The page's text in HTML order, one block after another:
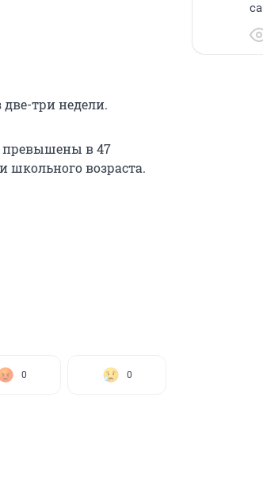
две-три недели.
превышены в 47
школьного возраста.
0 0